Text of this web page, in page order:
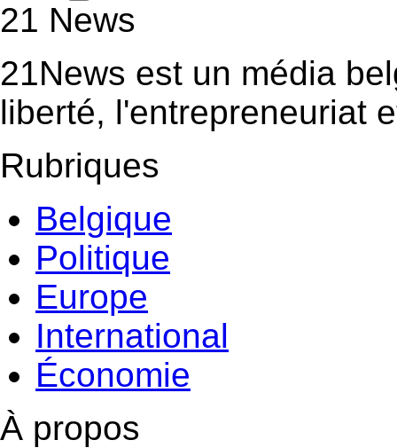
publiques
»
21 News
21News est un média
liberté, l'entrepreneuriat
Rubriques
Belgique
Politique
Europe
International
Économie
À propos